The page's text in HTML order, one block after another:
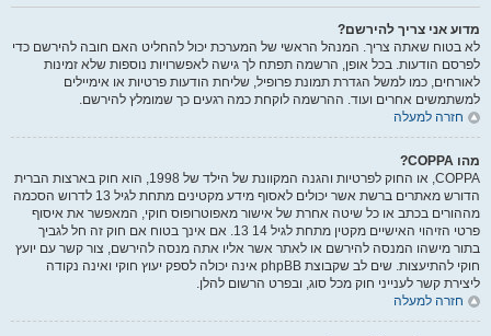
מדוע אני צריך להירשם?
לא בטוח שאתה צריך. המנהל הראשי של המערכת יכול להחליט האם חובה להירשם כדי
לפרסם הודעות. בכל אופן, הרשמה תפתח לך גישה לאפשרויות נוספות שלא זמינות
לאורחים, כמו למשל הגדרת תמונת פרופיל, שליחת הודעות פרטיות או אימיילים
למשתמשים אחרים ועוד. ההרשמה לוקחת כמה רגעים כך שמומלץ להירשם.
חזרה למעלה
מהו COPPA?
COPPA, או החוק לפרטיות והגנה המקוונת של הילד של 1998, הוא חוק בארצות הברית
הדורש מאתרים ברשת אשר יכולים לאסוף מידע מקטינים מתחת לגיל 13 לדרוש הסכמה
מההורים בכתב או כל שיטה אחרת של אישור מאפוטרופוס חוקי, המאפשר את איסוף
פרטי הזיהוי האישיים מקטין מתחת לגיל 14 13. אם אינך בטוח אם חוק זה חל לגביך
בתור מישהו המנסה להירשם או לאתר אשר אליו אתה מנסה להירשם, צור קשר עם יועץ
חוקי להתיעצות. שים לב שקבוצת phpBB אינה יכולה לספק יעוץ חוקי ואינה נקודה
ליצירת קשר לענייני חוק מכל סוג, ובפרט הרשום להלן.
חזרה למעלה